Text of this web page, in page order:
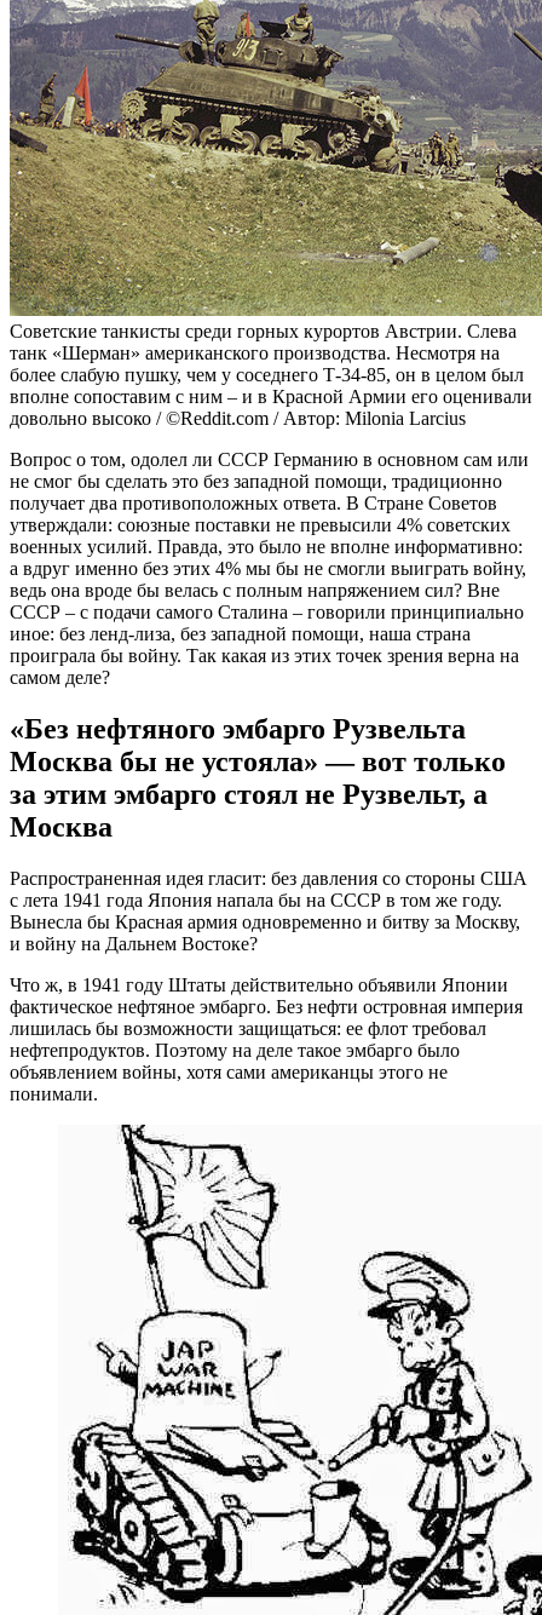
Советские танкисты среди горных курортов Австрии. Слева
танк «Шерман» американского производства. Несмотря на
более слабую пушку, чем у соседнего Т-34-85, он в целом был
вполне сопоставим с ним – и в Красной Армии его оценивали
довольно высоко / ©Reddit.com / Автор: Milonia Larcius
Вопрос о том, одолел ли СССР Германию в основном сам или
не смог бы сделать это без западной помощи, традиционно
получает два противоположных ответа. В Стране Советов
утверждали: союзные поставки не превысили 4% советских
военных усилий. Правда, это было не вполне информативно:
а вдруг именно без этих 4% мы бы не смогли выиграть войну,
ведь она вроде бы велась с полным напряжением сил? Вне
СССР – с подачи самого Сталина – говорили принципиально
иное: без ленд-лиза, без западной помощи, наша страна
проиграла бы войну. Так какая из этих точек зрения верна на
самом деле?
«Без нефтяного эмбарго Рузвельта
Москва бы не устояла» — вот только
за этим эмбарго стоял не Рузвельт, а
Москва
Распространенная идея гласит: без давления со стороны США
с лета 1941 года Япония напала бы на СССР в том же году.
Вынесла бы Красная армия одновременно и битву за Москву,
и войну на Дальнем Востоке?
Что ж, в 1941 году Штаты действительно объявили Японии
фактическое нефтяное эмбарго. Без нефти островная империя
лишилась бы возможности защищаться: ее флот требовал
нефтепродуктов. Поэтому на деле такое эмбарго было
объявлением войны, хотя сами американцы этого не
понимали.